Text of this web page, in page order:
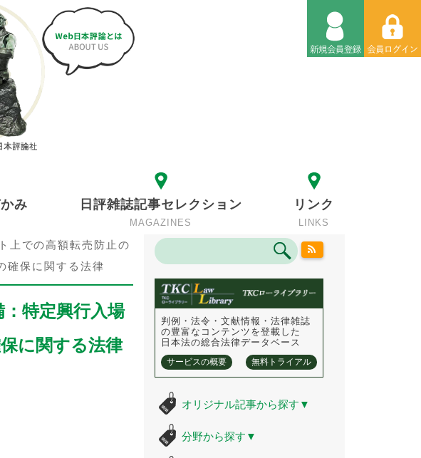
み 日評雑誌記事セレクション
MAGAZINES
リンク
LINKS
上での高額転売防止の
確保に関する法律
特定興行入場
に関する法律
判例・法令・文献情報・法律雑誌
の豊富なコンテンツを登載した
日本法の総合法律データベース
サービスの概要 無料トライアル
オリジナル記事から探す ▼
分野から探す ▼